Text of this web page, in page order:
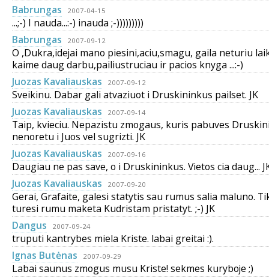
Babrungas
2007-04-15
...;-) I nauda...:-) inauda ;-)))))))))
Babrungas
2007-09-12
O ,Dukra,idejai mano piesini,aciu,smagu, gaila neturiu
kaime daug darbu,pailiustruciau ir pacios knyga ...:-)
Juozas Kavaliauskas
2007-09-12
Sveikinu. Dabar gali atvaziuot i Druskininkus pailset. JK
Juozas Kavaliauskas
2007-09-14
Taip, kvieciu. Nepazistu zmogaus, kuris pabuves
nenoretu i Juos vel sugrizti. JK
Juozas Kavaliauskas
2007-09-16
Daugiau ne pas save, o i Druskininkus. Vietos cia daug...
Juozas Kavaliauskas
2007-09-20
Gerai, Grafaite, galesi statytis sau rumus salia maluno.
turesi rumu maketa Kudristam pristatyt. ;-) JK
Dangus
2007-09-24
truputi kantrybes miela Kriste. labai greitai :).
Ignas Butėnas
2007-09-29
Labai saunus zmogus musu Kriste! sekmes kuryboje ;)